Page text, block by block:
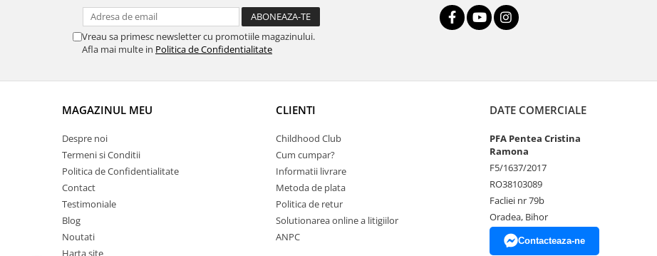
Vreau sa primesc newsletter cu promotiile magazinului.
Afla mai multe in Politica de Confidentialitate
MAGAZINUL MEU
Despre noi
Termeni si Conditii
Politica de Confidentialitate
Contact
Testimoniale
Blog
Noutati
Harta site
CLIENTI
Childhood Club
Cum cumpar?
Informatii livrare
Metoda de plata
Politica de retur
Solutionarea online a litigiilor
ANPC
DATE COMERCIALE
PFA Pentea Cristina
Ramona
F5/1637/2017
RO38103089
Facliei nr 79b
Oradea, Bihor
Contacteaza-ne